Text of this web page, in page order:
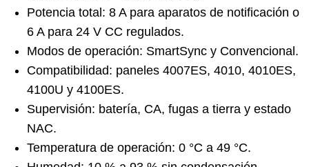
Potencia total: 8 A para aparatos de notificación o
6 A para 24 V CC regulados.
Modos de operación: SmartSync y Convencional.
Compatibilidad: paneles 4007ES, 4010, 4010ES,
4100U y 4100ES.
Supervisión: batería, CA, fugas a tierra y estado
NAC.
Temperatura de operación: 0 °C a 49 °C.